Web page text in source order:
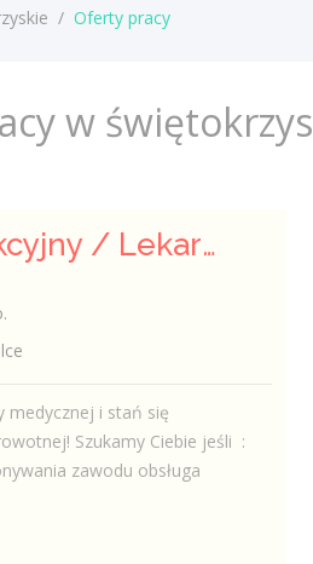
/ Oferty pracy
w
Lekarz Infekcyjny / Lekarka Infekcyjna
medycznej i stań się
Szukamy Ciebie jeśli ​ :
zawodu obsługa